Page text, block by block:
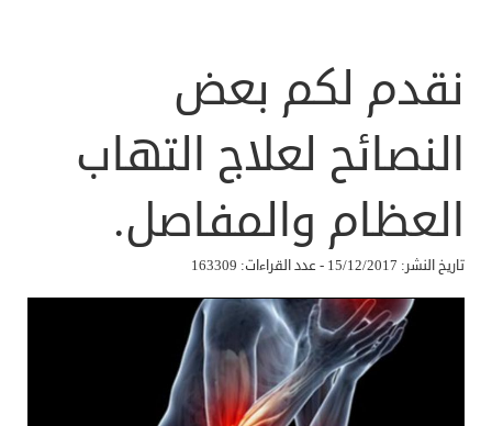
نقدم لكم بعض
النصائح لعلاج التهاب
العظام والمفاصل.
تاريخ النشر: 15/12/2017 - عدد القراءات: 163309